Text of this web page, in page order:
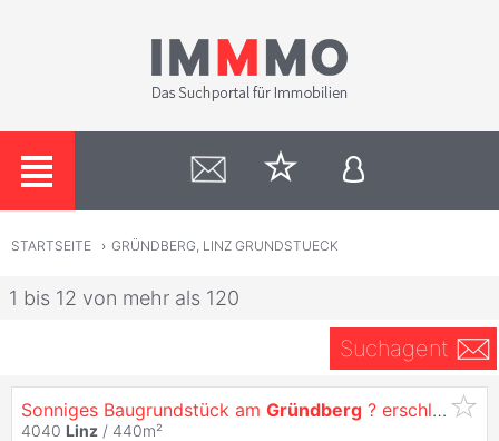
STARTSEITE › GRÜNDBERG, LINZ GRUNDSTUECK
1 bis 12 von mehr als 120
Suchagent
Sonniges Baugrundstück am Gründberg ? erschlossen, kein Bauzwang & genehmigter Entwurf optional
4040 Linz / 440m²